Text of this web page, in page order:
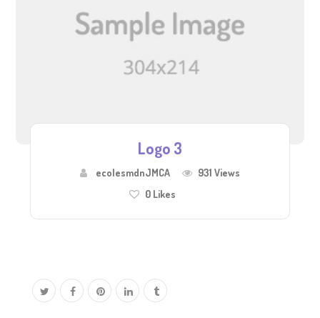
Logo 3
ecolesmdnJMCA
931 Views
0Likes